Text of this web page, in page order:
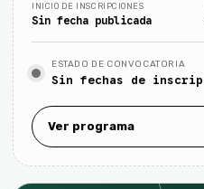
INICIO DE INSCRIPCIONES
Sin fecha publicada
ESTADO DE CONVOCATORIA
Sin fechas de
Ver programa